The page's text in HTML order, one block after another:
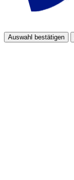
Auswahl bestätigen